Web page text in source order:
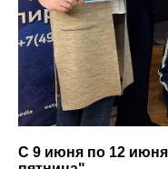
С 9 июня по 12